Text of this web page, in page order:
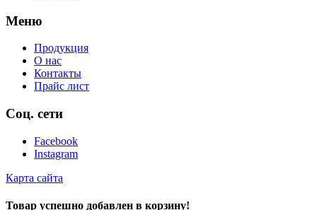
Меню
Продукция
О нас
Контакты
Прайс лист
Соц. сети
Facebook
Instagram
Карта сайта
Товар успешно добавлен в корзину!